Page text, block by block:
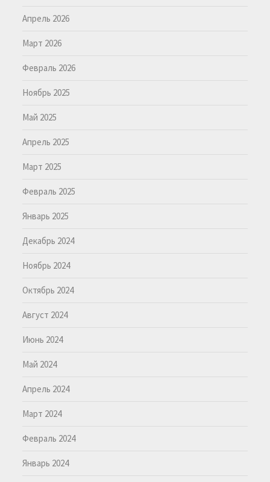
Апрель 2026
Март 2026
Февраль 2026
Ноябрь 2025
Май 2025
Апрель 2025
Март 2025
Февраль 2025
Январь 2025
Декабрь 2024
Ноябрь 2024
Октябрь 2024
Август 2024
Июнь 2024
Май 2024
Апрель 2024
Март 2024
Февраль 2024
Январь 2024